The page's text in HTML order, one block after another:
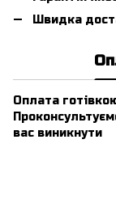
Швидка
Оплата
вас виникнути